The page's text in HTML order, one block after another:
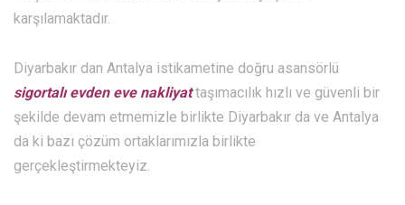
karşılamaktadır.
Diyarbakır dan Antalya istikametine doğru asansörlü
sigortalı evden eve nakliyattaşımacılık hızlı ve güvenli bir
şekilde devam etmemizle birlikte Diyarbakır da ve Antalya
da ki bazı çözüm ortaklarımızla birlikte
gerçekleştirmekteyiz.